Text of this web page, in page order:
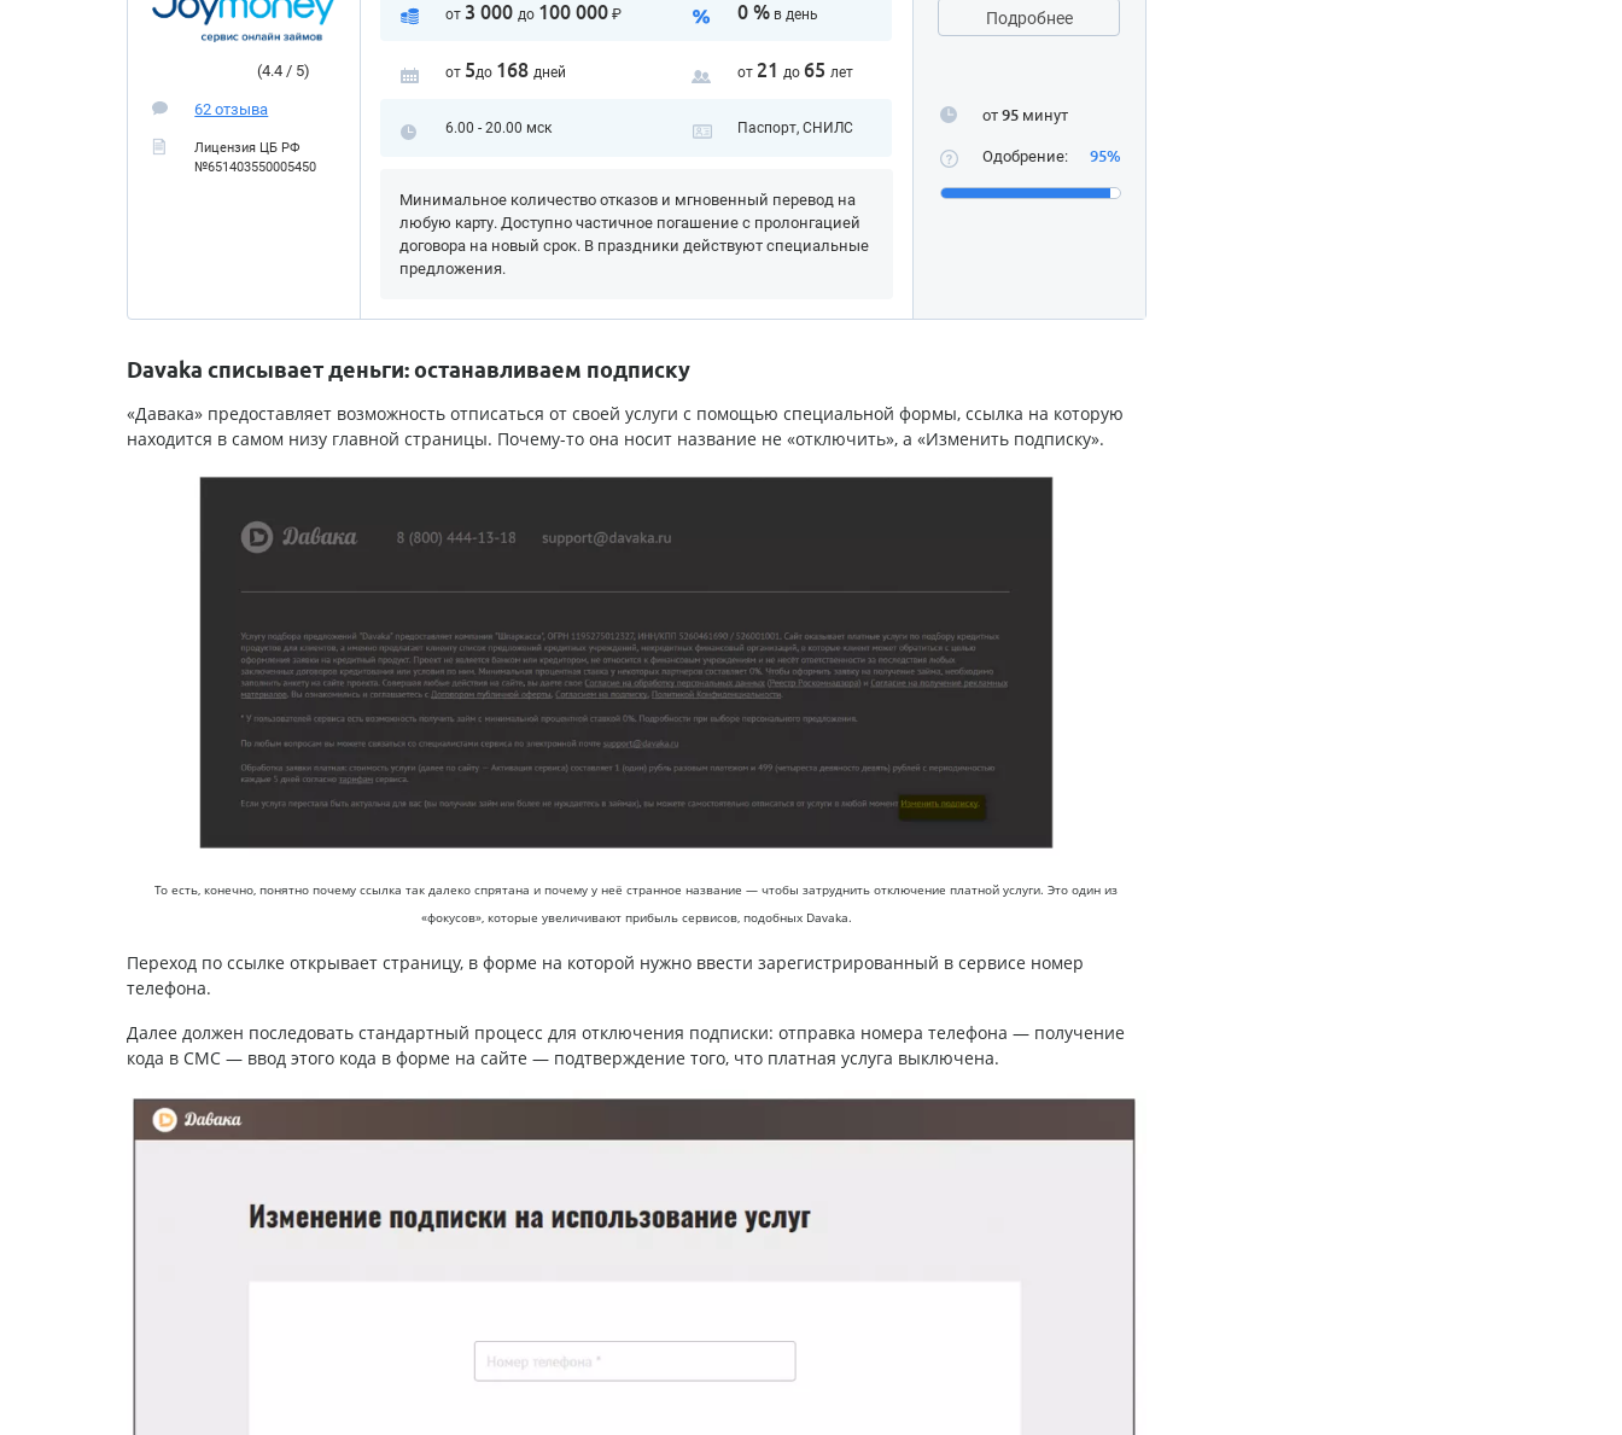
(4.4 / 5)
62 отзыва
Лицензия ЦБ РФ
№651403550005450
от 3 000 до 100 000₽ 0 %в день
от 5до 168 дней от 21 до 65 лет
6.00 - 20.00 мск Паспорт, СНИЛС
от 95минут
Одобрение: 95%
Минимальное количество отказов и мгновенный перевод на
любую карту. Доступно частичное погашение с пролонгацией
договора на новый срок. В праздники действуют специальные
предложения.
Подробнее
Davaka списывает деньги: останавливаем подписку
«Давака» предоставляет возможность отписаться от своей услуги с помощью специальной формы, ссылка на которую
находится в самом низу главной страницы. Почему-то она носит название не «отключить», а «Изменить подписку».
То есть, конечно, понятно почему ссылка так далеко спрятана и почему у неё странное название — чтобы затруднить отключение платной услуги. Это один из
«фокусов», которые увеличивают прибыль сервисов, подобных Davaka.
Переход по ссылке открывает страницу, в форме на которой нужно ввести зарегистрированный в сервисе номер
телефона.
Далее должен последовать стандартный процесс для отключения подписки: отправка номера телефона — получение
кода в СМС — ввод этого кода в форме на сайте — подтверждение того, что платная услуга выключена.